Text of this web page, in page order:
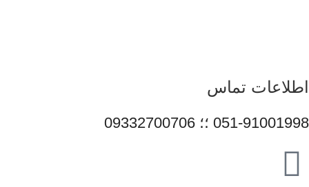
اطلاعات تماس
051-91001998 ؛؛ 09332700706